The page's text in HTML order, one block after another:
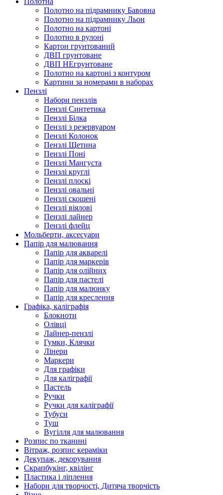
Полотно на підрамнику Бавовна
Полотно на підрамнику Льон
Полотно на картоні
Полотно в рулоні
Картон грунтований
ДВП грунтоване
ДВП НЕгрунтоване
Полотно на картоні з контуром
Картини за номерами в наборах
Пензлі
Набори пензлів
Пензлі Синтетика
Пензлі Білка
Пензлі з резервуаром
Пензлі Колонок
Пензлі Щетина
Пензлі Поні
Пензлі Мангуста
Пензлі круглі
Пензлі плоскі
Пензлі овальні
Пензлі скошені
Пензлі віялові
Пензлі лайнер
Пензлі флейц
Мольберти, аксесуари
Папір для малювання
Папір для акварелі
Папір для маркерів
Папір для олійних
Папір для пастелі
Папір для малюнку
Папір для креслення
Графіка, каліграфія
Блокноти
Олівці
Лайнер-пензлі
Гумки, Клячки
Лінери
Маркери
Для графіки
Для каліграфії
Пастель
Ручки
Ручки для каліграфії
Тубуси
Туш
Вугілля для малювання
Розпис по тканині
Вітраж, розпис кераміки
Декупаж, декорування
Скрапбукінг, квілінг
Пластика і ліплення
Набори для творчості, Дитяча творчість